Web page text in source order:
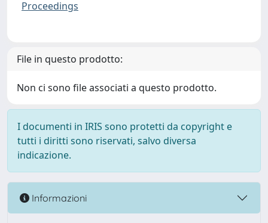
Proceedings
File in questo prodotto:
Non ci sono file associati a questo prodotto.
I documenti in IRIS sono protetti da copyright e
tutti i diritti sono riservati, salvo diversa
indicazione.
Informazioni